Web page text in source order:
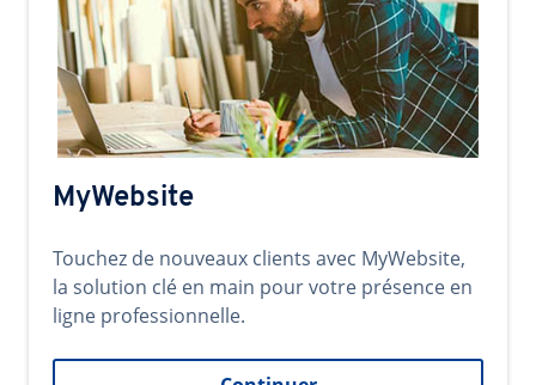
MyWebsite
Touchez de nouveaux clients avec MyWebsite,
la solution clé en main pour votre présence en
ligne professionnelle.